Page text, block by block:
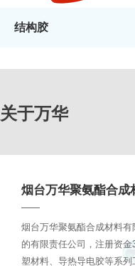
结构胶
关于万华
烟台万华聚氨酯合成
烟台万华聚氨酯合成材料有
的有限责任公司，注册资
塑材料、导热导电胶等系列